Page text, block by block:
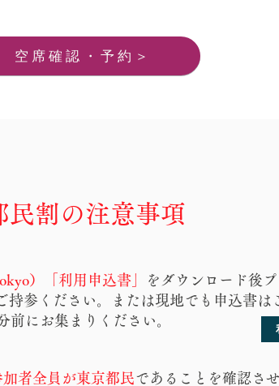
空席確認・予約＞
民割の注意事項
）「利用申込書」
をダウンロード後
持参ください。または現地でも申込書は
前にお集まりください。
加者全員が東京都民であることを確認さ